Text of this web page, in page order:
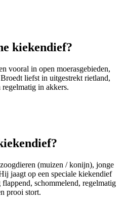
kiekendief?
vooral in open moerasgebieden,
liefst in uitgestrekt rietland,
in akkers.
(muizen / konijn), jonge
jaagt op een speciale kiekendief
schommelend, regelmatig
prooi stort.